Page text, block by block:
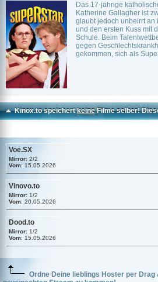
Das 17-jährige
Katherine Gallagher ist
glaubt jedoch unbeirrt
und den ersten Kuss mit
Schule. Beim
gegen
gekommen, sich als
Kinox.to speichertkeineFilme selber!
Voe.SX
Mirror: 2/2
Vom: 15.05.2026
Vinovo.to
Mirror: 1/2
Vom: 20.05.2026
Dood.to
Mirror: 1/2
Vom: 15.05.2026
Ordne Deine lieblings Hoster per